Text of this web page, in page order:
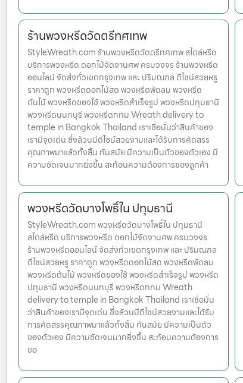
ร้านพวงหรีดวัดตรีทศเทพ
StyleWreath.com ร้านพวงหรีดวัดตรีทศเทพ สไตล์หรีด
บริการพวงหรีด ดอกไม้จัดงานศพ ครบวงจร ร้านพวงหรีด
ออนไลน์ จัดส่งทั่วเขตกรุงเทพ และ ปริมณฑล ดีไซน์สวยหรู
ราคาถูก พวงหรีดดอกไม้สด พวงหรีดพัดลม พวงหรีด
ต้นไม้ พวงหรีดของใช้ พวงหรีดสำเร็จรูป พวงหรีดปทุมธานี
พวงหรีดนนทบุรี พวงหรีดกทม Wreath delivery to
temple in Bangkok Thailand เราเชื่อมั่นว่าสินค้าของ
เรามีจุดเด่น ซึ่งล้วนมีดีไซน์สวยงามและได้รับการคัดสรร
คุณภาพมาแล้วทั้งสิ้น ทันสมัย มีความเป็นตัวของตัวเอง มี
ความชัดเจนมากยิ่งขึ้น สะท้อนความต้องการของลูกค้า
พวงหรีดวัดบางโพธิ์ใน ปทุมธานี
StyleWreath.com พวงหรีดวัดบางโพธิ์ใน ปทุมธานี
สไตล์หรีด บริการพวงหรีด ดอกไม้จัดงานศพ ครบวงจร
ร้านพวงหรีดออนไลน์ จัดส่งทั่วเขตกรุงเทพ และ ปริมณฑล
ดีไซน์สวยหรู ราคาถูก พวงหรีดดอกไม้สด พวงหรีดพัดลม
พวงหรีดต้นไม้ พวงหรีดของใช้ พวงหรีดสำเร็จรูป พวงหรีด
ปทุมธานี พวงหรีดนนทบุรี พวงหรีดกทม Wreath
delivery to temple in Bangkok Thailand เราเชื่อมั่น
ว่าสินค้าของเรามีจุดเด่น ซึ่งล้วนมีดีไซน์สวยงามและได้รับ
การคัดสรรคุณภาพมาแล้วทั้งสิ้น ทันสมัย มีความเป็นตัว
ของตัวเอง มีความชัดเจนมากยิ่งขึ้น สะท้อนความต้องการ
ขอ